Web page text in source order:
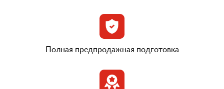
Полная предпродажная подготовка